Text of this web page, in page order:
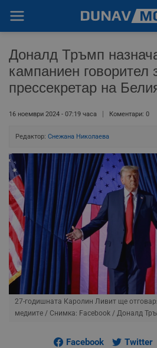
Доналд Тръмп
кампаниен говорител
прессекретар на
16 ноември 2024 - 07:19 часа Коментари: 0
Редактор: Снежана Николаева
27-годишната Каролин Ливит ще
медиите / Снимка: Facebook / Доналд
Facebook Twitter